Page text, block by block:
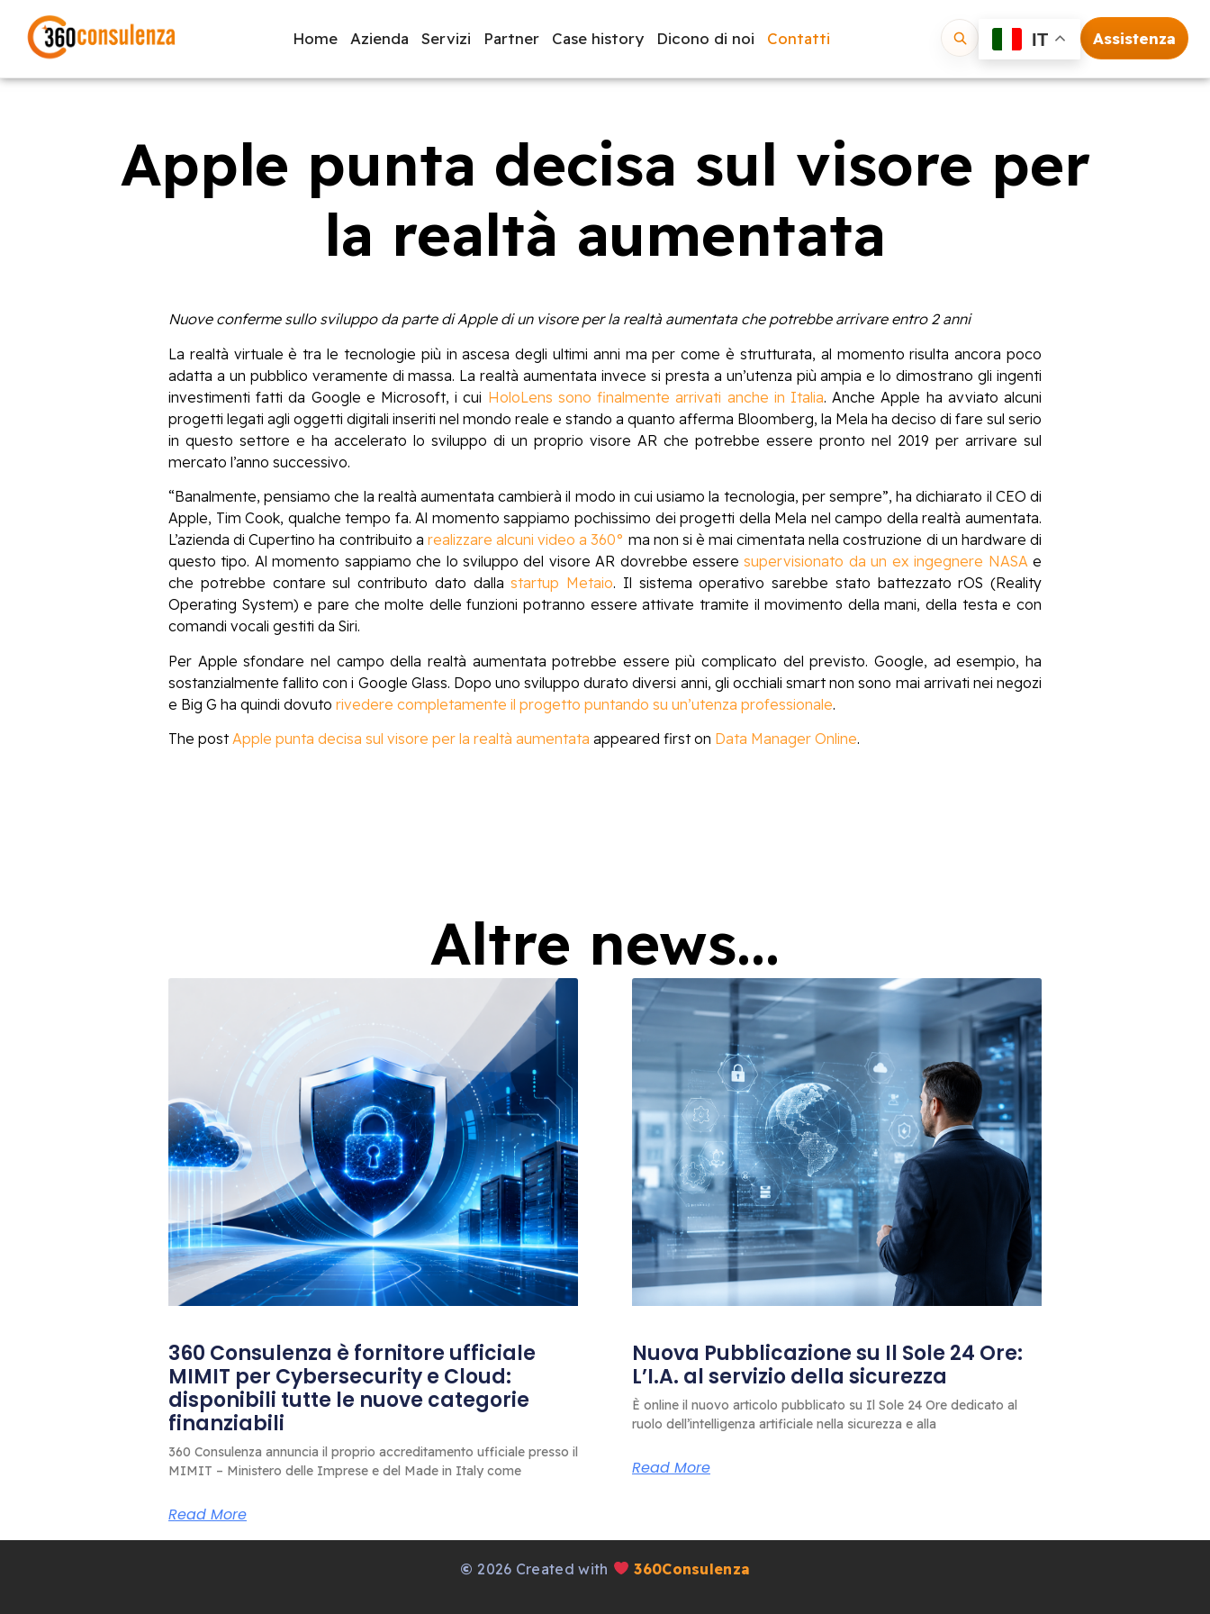
Home Azienda Servizi Partner Case history Dicono di noi Contatti IT Assistenza
GDPR NIS2 Bandi ISO 27001 Sviluppo software BeeProd
Inizia a digitare per visualizzare le pagine consigliate.
Apple punta decisa sul visore per
la realtà aumentata
Nuove conferme sullo sviluppo da parte di Apple di un visore per la realtà aumentata che potrebbe arrivare entro 2 anni
La realtà virtuale è tra le tecnologie più in ascesa degli ultimi anni ma per come è strutturata, al momento risulta ancora poco
adatta a un pubblico veramente di massa. La realtà aumentata invece si presta a un’utenza più ampia e lo dimostrano gli ingenti
investimenti fatti da Google e Microsoft, i cui HoloLens sono finalmente arrivati anche in Italia. Anche Apple ha avviato alcuni
progetti legati agli oggetti digitali inseriti nel mondo reale e stando a quanto afferma Bloomberg, la Mela ha deciso di fare sul serio
in questo settore e ha accelerato lo sviluppo di un proprio visore AR che potrebbe essere pronto nel 2019 per arrivare sul
mercato l’anno successivo.
“Banalmente, pensiamo che la realtà aumentata cambierà il modo in cui usiamo la tecnologia, per sempre”, ha dichiarato il CEO di
Apple, Tim Cook, qualche tempo fa. Al momento sappiamo pochissimo dei progetti della Mela nel campo della realtà aumentata.
L’azienda di Cupertino ha contribuito a realizzare alcuni video a 360° ma non si è mai cimentata nella costruzione di un hardware di
questo tipo. Al momento sappiamo che lo sviluppo del visore AR dovrebbe esseresupervisionato da un ex ingegnere NASAe
che potrebbe contare sul contributo dato dallastartup Metaio. Il sistema operativo sarebbe stato battezzato rOS (Reality
Operating System) e pare che molte delle funzioni potranno essere attivate tramite il movimento della mani, della testa e con
comandi vocali gestiti da Siri.
Per Apple sfondare nel campo della realtà aumentata potrebbe essere più complicato del previsto. Google, ad esempio, ha
sostanzialmente fallito con i Google Glass. Dopo uno sviluppo durato diversi anni, gli occhiali smart non sono mai arrivati nei negozi
e Big G ha quindi dovuto rivedere completamente il progetto puntando su un’utenza professionale.
The postApple punta decisa sul visore per la realtà aumentata appeared first on Data Manager Online.
Altre news...
360 Consulenza è fornitore ufficiale
MIMIT per Cybersecurity e Cloud:
disponibili tutte le nuove categorie
finanziabili
360 Consulenza annuncia il proprio accreditamento ufficiale presso il
MIMIT – Ministero delle Imprese e del Made in Italy come
Read More
Nuova Pubblicazione su Il Sole 24 Ore:
L’I.A. al servizio della sicurezza
È online il nuovo articolo pubblicato su Il Sole 24 Ore dedicato al
ruolo dell’intelligenza artificiale nella sicurezza e alla
Read More
© 2026 Created with 360Consulenza